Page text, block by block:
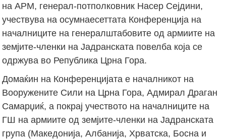
на АРМ, генерал-потполковник Насер Сејдини,
учествува на осумнаесеттата Конференција на
началниците на генералштабовите од армиите на
земјите-членки на Јадранската повелба која се
одржува во Република Црна Гора.
Домаќин на Конференцијата е началникот на
Вооружените Сили на Црна Гора, Адмирал Драган
Самарџиќ, а покрај учеството на началниците на
ГШ на армиите од земјите-членки на Јадранската
група (Македонија, Албанија, Хрватска, Босна и